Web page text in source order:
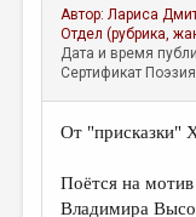
АВТОРЫ
КОММЕНТАРИИ
ЛИТСАЛОН
НОВОСТИ
ПРАВИЛА САЙТА
Автор:Лариса
Отдел (рубрика,
Дата и время
Сертификат
От "присказки"
Поётся на
Владимира